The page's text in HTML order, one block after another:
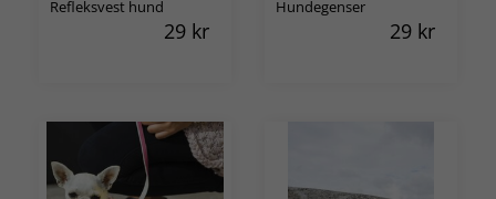
Refleksvest hund
29 kr
Hundegenser
29 kr